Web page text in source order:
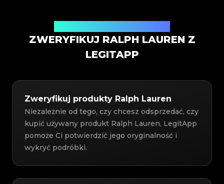
ZWERYFIKUJ RALPH LAUREN Z
LEGITAPP
Zweryfikuj produkty Ralph Lauren
Niezależnie od tego, czy chcesz odsprzedać, czy
kupić używany produkt Ralph Lauren, LegitApp
pomoże Ci potwierdzić jego oryginalność i
wykryć podróbki.